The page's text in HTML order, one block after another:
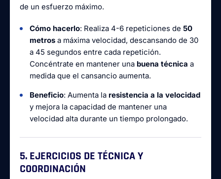
de un esfuerzo máximo.
Cómo hacerlo: Realiza 4-6 repeticiones de 50
metros a máxima velocidad, descansando de 30
a 45 segundos entre cada repetición.
Concéntrate en mantener una buena técnica a
medida que el cansancio aumenta.
Beneficio: Aumenta la resistencia a la velocidad
y mejora la capacidad de mantener una
velocidad alta durante un tiempo prolongado.
5. EJERCICIOS DE TÉCNICA Y
COORDINACIÓN